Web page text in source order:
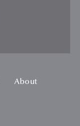
About